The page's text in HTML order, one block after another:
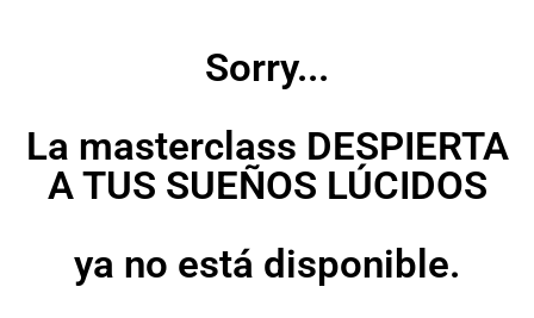
Sorry...
La masterclass DESPIERTA
A TUS SUEÑOS LÚCIDOS
ya no está disponible.